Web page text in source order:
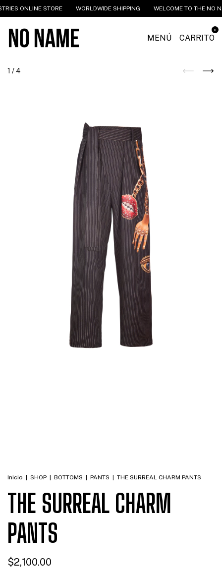
ONLINE STORE WORLDWIDE SHIPPING WELCOME TO THE NO
MENÚ CARRITO
0
1 / 4
Inicio | SHOP | BOTTOMS | PANTS | THE SURREAL CHARM PANTS
THE SURREAL CHARM
PANTS
$2,100.00